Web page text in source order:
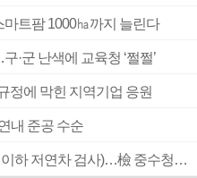
마트팜 1000㏊까지 늘린다
·군 난색에 교육청 ‘쩔쩔’
정에 막힌 지역기업 응원
내 준공 수순
■ 검사 신분 버리고 직급하향(10년 이하 저연차 검사)…檢 중수청행 기피